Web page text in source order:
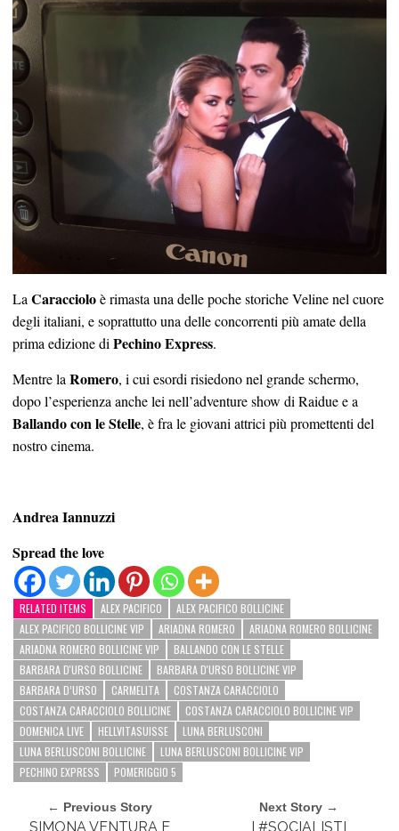
LaCaraccioloè rimasta una delle poche storiche Veline nel cuore
degli italiani, e soprattutto una delle concorrenti più amate della
prima edizione diPechino Express.
Mentre laRomero, i cui esordi risiedono nel grande schermo,
dopo l’esperienza anche lei nell’adventure show di Raidue e a
Ballando con le Stelle, è fra le giovani attrici più promettenti del
nostro cinema.
Andrea Iannuzzi
Spread the love
RELATED ITEMS ALEX PACIFICO
ALEX PACIFICO BOLLICINE
ALEX PACIFICO BOLLICINE VIP
ARIADNA ROMERO
ARIADNA ROMERO BOLLICINE
ARIADNA ROMERO BOLLICINE VIP
BALLANDO CON LE STELLE
BARBARA D'URSO BOLLICINE
BARBARA D'URSO BOLLICINE VIP
BARBARA D’URSO
CARMELITA
COSTANZA CARACCIOLO
COSTANZA CARACCIOLO BOLLICINE
COSTANZA CARACCIOLO BOLLICINE VIP
DOMENICA LIVE
HELLVITASUISSE
LUNA BERLUSCONI
LUNA BERLUSCONI BOLLICINE
LUNA BERLUSCONI BOLLICINE VIP
PECHINO EXPRESS
POMERIGGIO 5
← Previous Story
SIMONA VENTURA E
Next Story →
I #SOCIALISTI